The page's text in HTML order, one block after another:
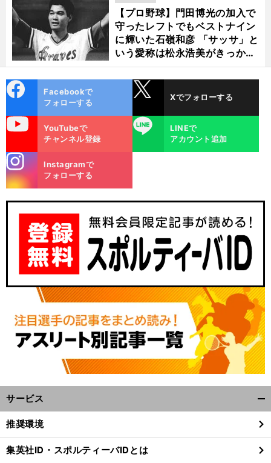
【プロ野球】門田博光の加入で
守ったレフトでもベストナイン
に輝いた石嶺和彦 「サッサ」と
いう愛称は松永浩美がきっか
け？
ok
Facebookで
フォローする
Xでフォローする
YouTubeで
チャンネル登録
LINE
LINEで
アカウント追加
m
Instagramで
フォローする
サービス
閉
る
推奨環境
集英社ID・スポルティーバIDとは